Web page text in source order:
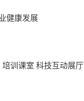
健康发展
培训课室 科技互动展厅